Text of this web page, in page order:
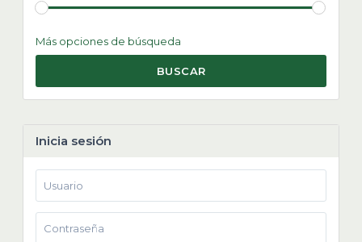
Más opciones de búsqueda
BUSCAR
Inicia sesión